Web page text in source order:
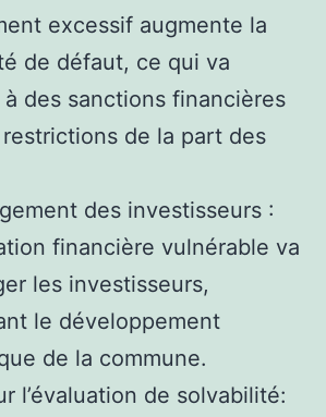
excessif augmente la
de défaut, ce qui va
des sanctions financières
de la part des
des investisseurs :
financière vulnérable va
les investisseurs,
le développement
de la commune.
l’évaluation de solvabilité: